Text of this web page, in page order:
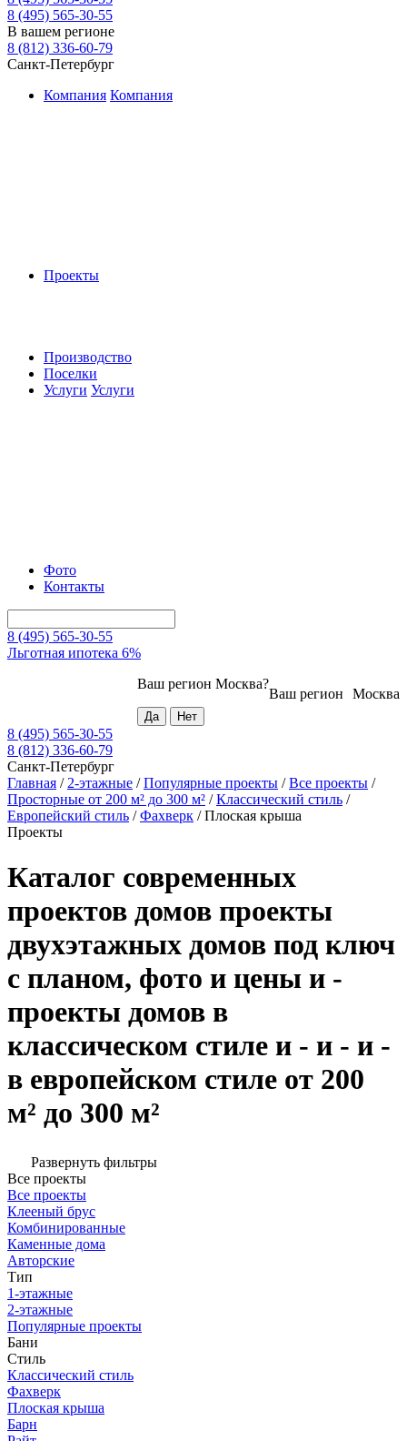
8 (495) 565-30-55
В вашем регионе
8 (812) 336-60-79
Санкт-Петербург
Компания Компания
Проекты
Производство
Поселки
Услуги Услуги
Фото
Контакты
8 (495) 565-30-55
Льготная ипотека 6%
Москва
Ваш регион
Ваш регион Москва?
8 (495) 565-30-55
8 (812) 336-60-79
Санкт-Петербург
Главная / 2-этажные /Популярные проекты /Все проекты /
Просторные от 200 м² до 300 м² /Классический стиль /
Европейский стиль /Фахверк /Плоская крыша
Проекты
Каталог современных
проектов домов проекты
двухэтажных домов под ключ
с планом, фото и цены и -
проекты домов в
классическом стиле и - и - и -
в европейском стиле от 200
м² до 300 м²
Развернуть фильтры
Все проекты
Все проекты
Клееный брус
Комбинированные
Каменные дома
Авторские
Тип
1-этажные
2-этажные
Популярные проекты
Бани
Стиль
Классический стиль
Фахверк
Плоская крыша
Барн